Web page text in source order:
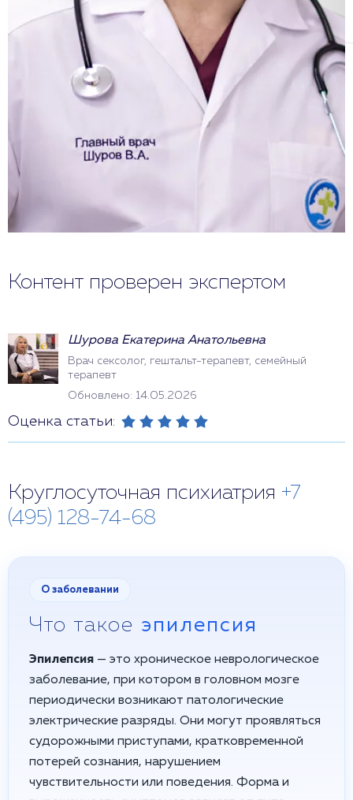
Контент проверен экспертом
Шурова Екатерина Анатольевна
Врач сексолог, гештальт-терапевт, семейный
терапевт
Обновлено: 14.05.2026
Оценка статьи:
Круглосуточная психиатрия +7
(495) 128-74-68
О заболевании
Что такое эпилепсия
Эпилепсия — это хроническое неврологическое
заболевание, при котором в головном мозге
периодически возникают патологические
электрические разряды. Они могут проявляться
судорожными приступами, кратковременной
потерей сознания, нарушением
чувствительности или поведения. Форма и